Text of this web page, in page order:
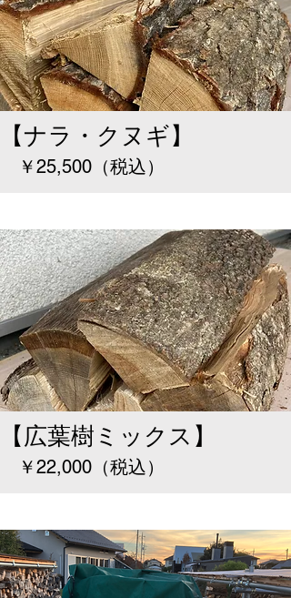
【ナラ・クヌギ】
￥25,500（税込）
【広葉樹ミックス】
￥22,000（税込）